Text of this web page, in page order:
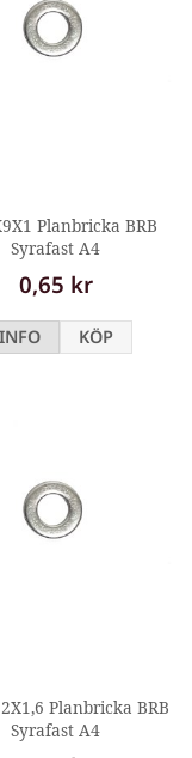
Planbricka BRB
Syrafast A4
0,65 kr
INFO KÖP
Planbricka BRB
Syrafast A4